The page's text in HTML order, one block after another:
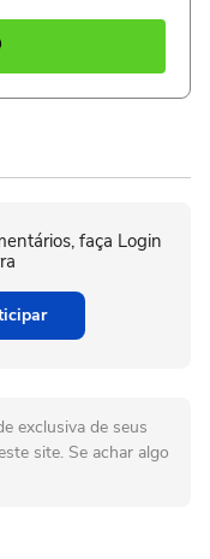
faça Login
exclusiva de seus
site. Se achar algo